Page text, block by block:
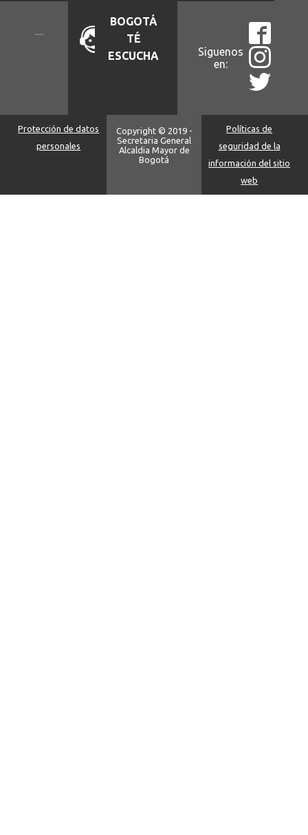
BOGOTÁ
TÉ
ESCUCHA
Siguenos
en:
Protección de datos
personales
Copyright © 2019 -
Secretaria General
Alcaldia Mayor de
Bogotá
Políticas de
seguridad de la
información del sitio
web